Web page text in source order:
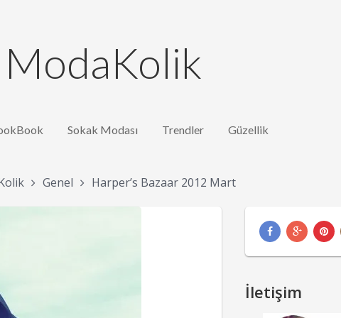
ModaKolik
Sokak Modası Trendler Güzellik
Genel Harper’s Bazaar 2012 Mart
İletişim